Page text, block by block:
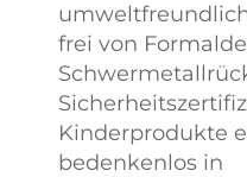
frei von
Kinderprodukte
bedenkenlos in